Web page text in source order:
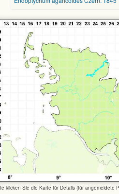
klicken Sie die Karte für Details (für angemeldete